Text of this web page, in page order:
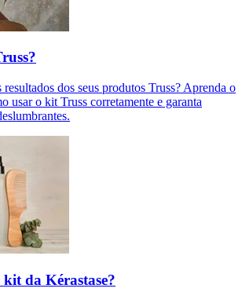
dos seus produtos Truss? Aprenda o
usar o kit Truss corretamente e garanta
da Kérastase?